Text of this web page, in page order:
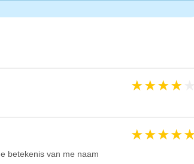
★★★★
★★★★
betekenis van me naam